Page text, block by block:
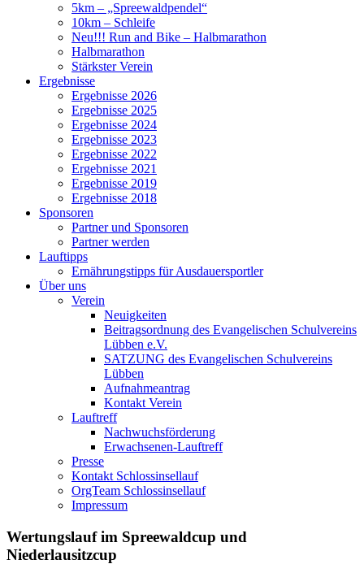
5km – „Spreewaldpendel“
10km – Schleife
Neu!!! Run and Bike – Halbmarathon
Halbmarathon
Stärkster Verein
Ergebnisse
Ergebnisse 2026
Ergebnisse 2025
Ergebnisse 2024
Ergebnisse 2023
Ergebnisse 2022
Ergebnisse 2021
Ergebnisse 2019
Ergebnisse 2018
Sponsoren
Partner und Sponsoren
Partner werden
Lauftipps
Ernährungstipps für Ausdauersportler
Über uns
Verein
Neuigkeiten
Beitragsordnung des Evangelischen Schulvereins
Lübben e.V.
SATZUNG des Evangelischen Schulvereins
Lübben
Aufnahmeantrag
Kontakt Verein
Lauftreff
Nachwuchsförderung
Erwachsenen-Lauftreff
Presse
Kontakt Schlossinsellauf
OrgTeam Schlossinsellauf
Impressum
Wertungslauf im Spreewaldcup und
Niederlausitzcup